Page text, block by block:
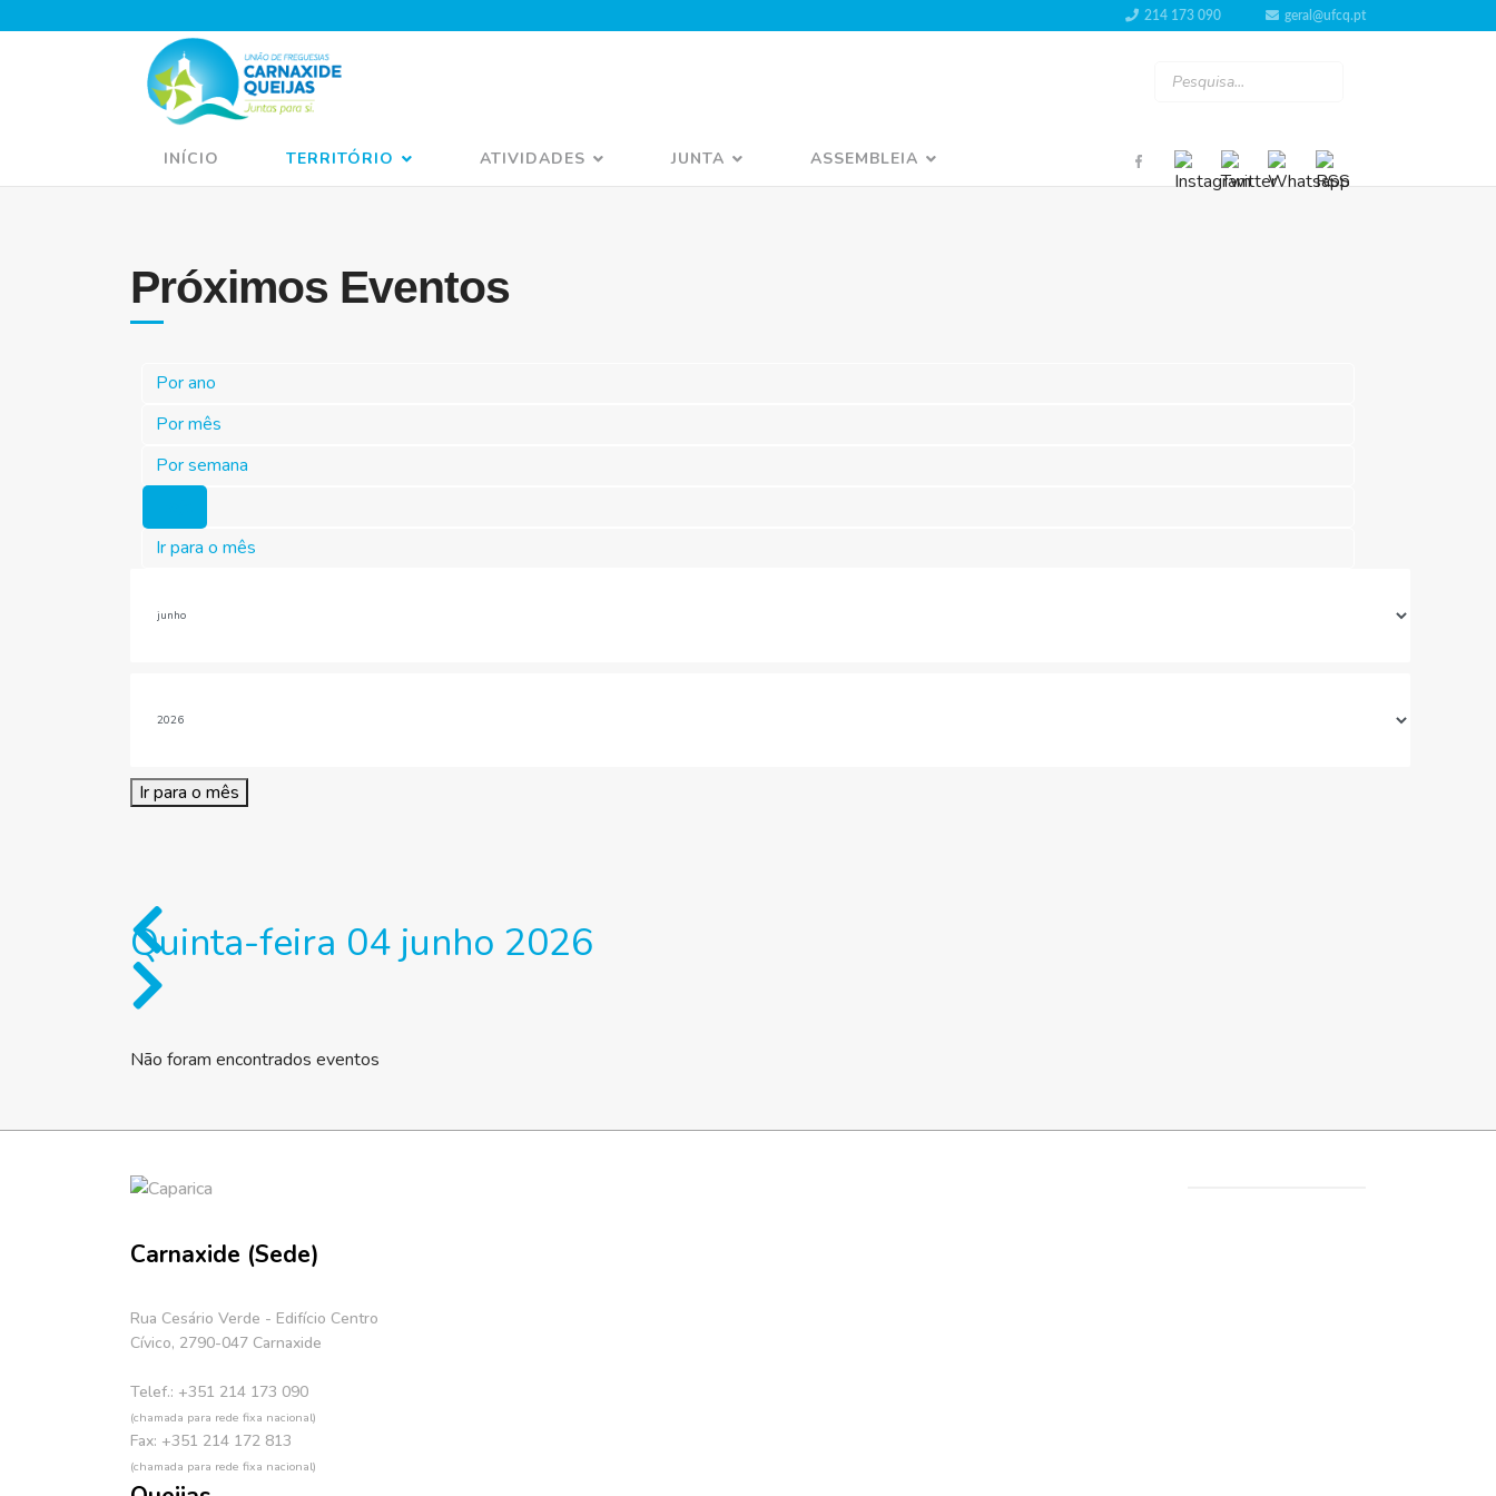
214 173 090 geral@ufcq.pt
INÍCIO TERRITÓRIO ATIVIDADES JUNTA ASSEMBLEIA
Próximos Eventos
Por ano
Por mês
Por semana
Ir para o mês
Ir para o mês
Quinta-feira 04 junho 2026
Não foram encontrados eventos
Carnaxide (Sede)
Rua Cesário Verde - Edifício Centro
Cívico, 2790-047 Carnaxide
Telef.: +351 214 173 090
(chamada para rede fixa nacional)
Fax: +351 214 172 813
(chamada para rede fixa nacional)